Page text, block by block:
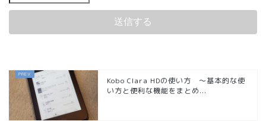
Kobo Clara HDの使い方 ～基本的な使
い方と便利な機能をまとめ...